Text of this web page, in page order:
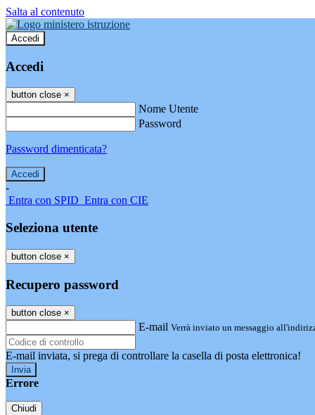
Salta al contenuto
Accedi
Accedi
button close ×
Nome Utente
Password
Password dimenticata?
-
Entra con SPID Entra con CIE
Seleziona utente
button close ×
Recupero password
button close ×
E-mail Verrà inviato un messaggio
E-mail inviata, si prega di controllare la casella di posta elettronica!
Errore
Chiudi